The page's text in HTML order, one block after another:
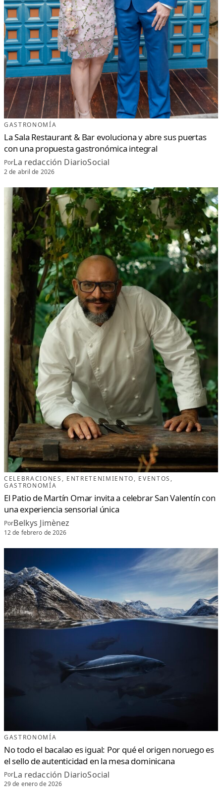
GASTRONOMÍA
La Sala Restaurant & Bar evoluciona y abre sus puertas
con una propuesta gastronómica integral
PorLa redacción DiarioSocial
2 de abril de 2026
CELEBRACIONES , ENTRETENIMIENTO, EVENTOS
GASTRONOMÍA
El Patio de Martín Omar invita a celebrar San Valentín con
una experiencia sensorial única
PorBelkys Jimènez
12 de febrero de 2026
GASTRONOMÍA
No todo el bacalao es igual: Por qué el origen noruego es
el sello de autenticidad en la mesa dominicana
PorLa redacción DiarioSocial
29 de enero de 2026